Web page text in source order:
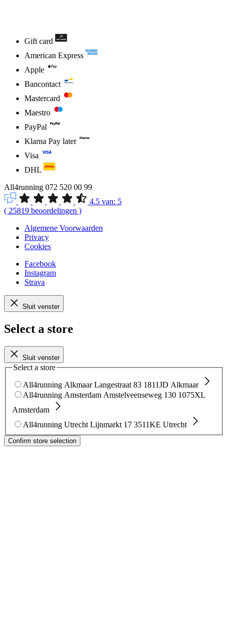
Gift card
American Express
Apple
Bancontact
Mastercard
Maestro
PayPal
Klarna Pay later
Visa
DHL
All4running 072 520 00 99
4.5 van: 5
( 25819 beoordelingen )
Algemene Voorwaarden
Privacy
Cookies
Facebook
Instagram
Strava
Sluit venster
Select a store
Sluit venster
Select a store
All4running Alkmaar Langestraat 83 1811JD Alkmaar
All4running Amsterdam Amstelveenseweg 130 1075XL
Amsterdam
All4running Utrecht Lijnmarkt 17 3511KE Utrecht
Confirm store selection